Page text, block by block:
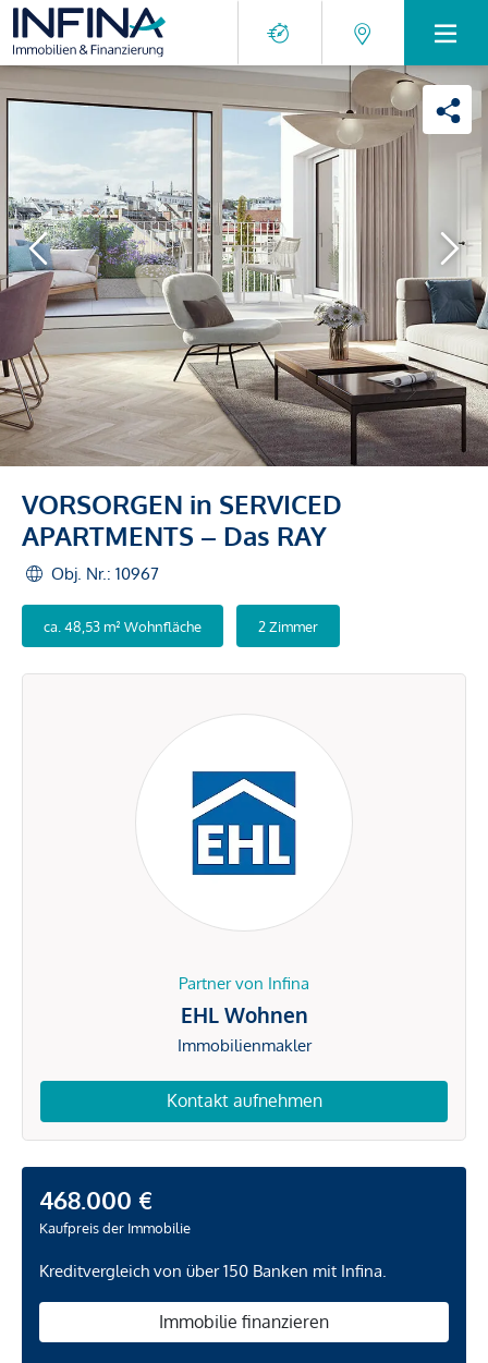
VORSORGEN in SERVICED
APARTMENTS – Das RAY
Obj. Nr.: 10967
ca. 48,53 m² Wohnfläche 2 Zimmer
Partner von Infina
EHL Wohnen
Immobilienmakler
Kontakt aufnehmen
468.000 €
Kaufpreis der Immobilie
Kreditvergleich von über 150 Banken mit Infina.
Immobilie finanzieren